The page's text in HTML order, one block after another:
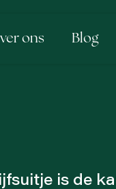
ons Blog
is de